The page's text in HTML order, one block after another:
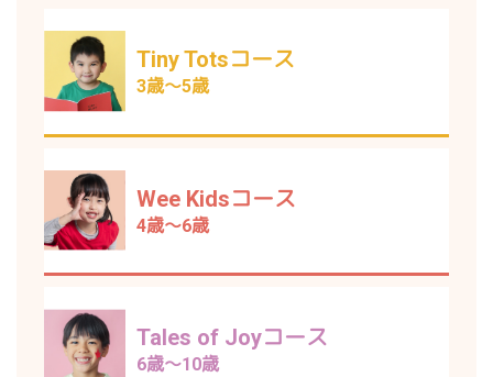
Tiny Totsコース
3歳～5歳
Wee Kidsコース
4歳～6歳
Tales of Joyコース
6歳～10歳